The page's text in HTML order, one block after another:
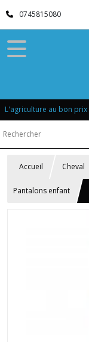
0745815080
L'agriculture au bon prix
Accueil Cheval
Pantalons enfant